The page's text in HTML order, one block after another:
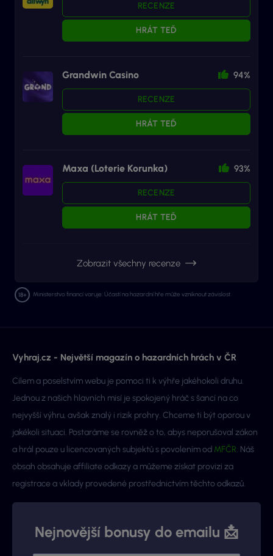
RECENZE
HRÁT TEĎ
Grandwin Casino 94%
RECENZE
HRÁT TEĎ
Maxa (Loterie Korunka) 93%
RECENZE
HRÁT TEĎ
Zobrazit všechny recenze
Ministerstvo financí varuje: Účastí na hazardní hře může vzniknout závislost.
Vyhraj.cz - Největší magazín o hazardních hrách v ČR
Cílem a poselstvím webu je pomoci ti k výhře jakéhokoli druhu.
Jednou z našich hlavních misí je spokojený hráč s šancí na co
nejvyšší výhru, avšak znalý i rizik prohry. Chceme ti být oporou v
jakékoli situaci. Postaráme se rovněž o to, abys neporušoval zákon
a hrál pouze u licencovaných subjektů s povolením od MFČR. Náš
obsah obsahuje affiliate odkazy a můžeme získat provizi za
registrace a vklady provedené prostřednictvím těchto odkazů.
Nejnovější bonusy do emailu 📩